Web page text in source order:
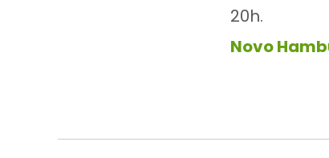
20h.
Novo